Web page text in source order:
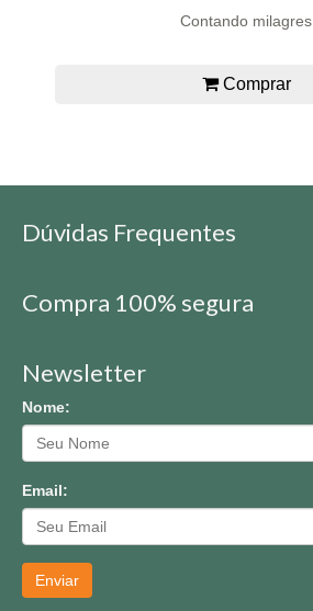
Contando milagres
Comprar
Dúvidas Frequentes
Compra 100% segura
Newsletter
Nome:
Email:
Enviar